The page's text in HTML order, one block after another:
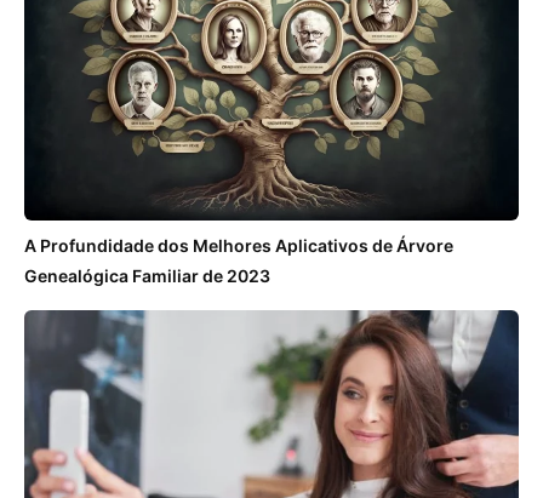
A Profundidade dos Melhores Aplicativos de Árvore
Genealógica Familiar de 2023